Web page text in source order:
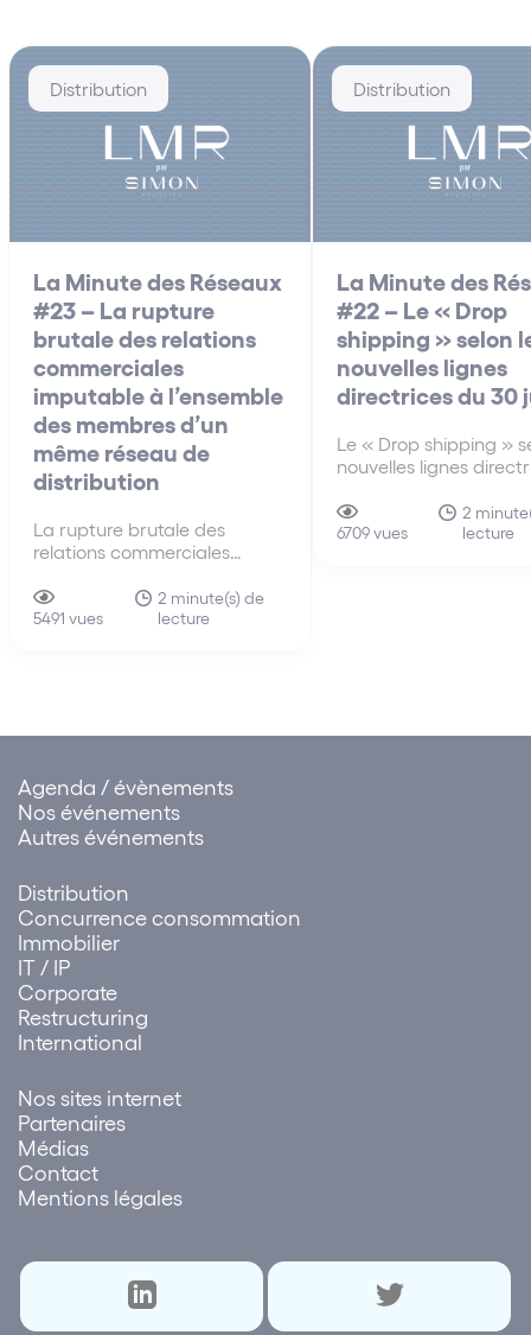
Distribution
La Minute des Réseaux
#23 – La rupture
brutale des relations
commerciales
imputable à l’ensemble
des membres d’un
même réseau de
distribution
La rupture brutale des
relations commerciales
membres d’un même réseau
de distribution La faute tirée
Cette solution influe sur…
5491 vues
2 minute(s) de
lecture
Distribution
La Minute des
#22 – Le « Drop
shipping » selon
nouvelles lignes
directrices du 30
Le « Drop shipping »
nouvelles lignes
anciennes lignes
de 2010, les nouvelles
6709 vues
2
lecture
Agenda / évènements
Nos événements
Autres événements
Distribution
Concurrence consommation
Immobilier
IT / IP
Corporate
Restructuring
International
Nos sites internet
Partenaires
Médias
Contact
Mentions légales